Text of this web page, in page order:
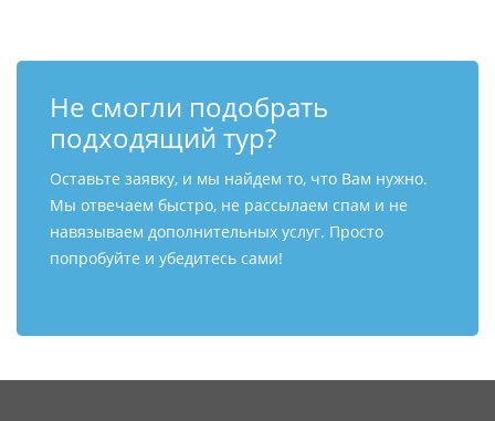
Не смогли подобрать
подходящий тур?
Оставьте заявку, и мы найдем то, что Вам нужно.
Мы отвечаем быстро, не рассылаем спам и не
навязываем дополнительных услуг. Просто
попробуйте и убедитесь сами!